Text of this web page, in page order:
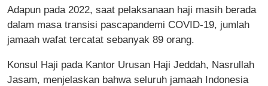
Adapun pada 2022, saat pelaksanaan haji masih berada
dalam masa transisi pascapandemi COVID-19, jumlah
jamaah wafat tercatat sebanyak 89 orang.
Konsul Haji pada Kantor Urusan Haji Jeddah, Nasrullah
Jasam, menjelaskan bahwa seluruh jamaah Indonesia